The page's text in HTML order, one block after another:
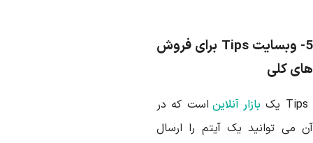
Tipsبرای فروش
کلی
Tipsیکبازار آنلایناست که در
می توانید یک آیتم را ارسال